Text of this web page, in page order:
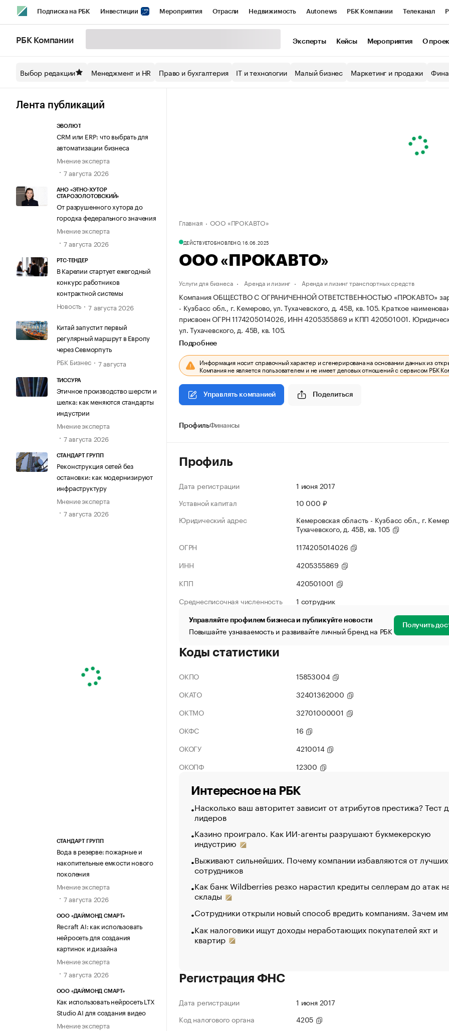
Подписка на РБК Инвестиции Мероприятия Отрасли Недвижимость Autonews РБК Компании Телеканал
Спецпроекты СПб Конференции СПб Спецпроекты Экономика Бизнес
Технологии и медиа
РБК Компании Эксперты Кейсы Мероприятия О
Выбор редакции Менеджмент и HR Право и бухгалтерия IT и технологии Малый бизнес Маркетинг и продажи
Лента публикаций
ЭВОЛЮТ
CRM или ERP: что выбрать для
автоматизации бизнеса
Мнение эксперта
7 августа 2026
АНО «ЭТНО-ХУТОР
СТАРОЗОЛОТОВСКИЙ»
От разрушенного хутора до
городка федерального значения
Мнение эксперта
7 августа 2026
РТС-ТЕНДЕР
В Карелии стартует ежегодный
конкурс работников
контрактной системы
Новость
7 августа 2026
Китай запустит первый
регулярный маршрут в Европу
через Севморпуть
РБК Бизнес
7 августа
ТИССУРА
Этичное производство шерсти и
шелка: как меняются стандарты
индустрии
Мнение эксперта
7 августа 2026
СТАНДАРТ ГРУПП
Реконструкция сетей без
остановки: как модернизируют
инфраструктуру
Мнение эксперта
7 августа 2026
СТАНДАРТ ГРУПП
Вода в резерве: пожарные и
накопительные емкости нового
поколения
Мнение эксперта
7 августа 2026
ООО «ДАЙМОНД СМАРТ»
Recraft AI: как использовать
нейросеть для создания
картинок и дизайна
Мнение эксперта
7 августа 2026
ООО «ДАЙМОНД СМАРТ»
Как использовать нейросеть LTX
Studio AI для создания видео
Мнение эксперта
Главная ООО «ПРОКАВТО»
ДЕЙСТВУЕТОБНОВЛЕНО, 16.06.2025
ООО «ПРОКАВТО»
Услуги для бизнеса Аренда и лизинг Аренда и лизинг транспортных средств
Компания ОБЩЕСТВО С ОГРАНИЧЕННОЙ ОТВЕТСТВЕННОСТЬЮ «ПРОКАВТО»
- Кузбасс обл., г. Кемерово, ул. Тухачевского, д. 45В, кв. 105. Краткое
присвоен ОГРН 1174205014026, ИНН 4205355869 и КПП 420501001.
ул. Тухачевского, д. 45В, кв. 105.
Подробнее
Информация носит справочный характер и сгенерирована на основании данных из
Компания не является пользователем и не имеет деловых отношений с сервисом РБК
Управлять компанией Поделиться
ПрофильФинансы
Профиль
Дата регистрации
1 июня 2017
Уставной капитал
10 000 ₽
Юридический адрес
Кемеровская область - Кузбасс обл., г.
Тухачевского, д. 45В, кв. 105
ОГРН
1174205014026
ИНН
4205355869
КПП
420501001
Среднесписочная численность
1 сотрудник
Управляйте профилем бизнеса и публикуйте новости
Повышайте узнаваемость и развивайте личный бренд на РБК Получить
Коды статистики
ОКПО
15853004
ОКАТО
32401362000
ОКТМО
32701000001
ОКФС
16
ОКОГУ
4210014
ОКОПФ
12300
Интересное на РБК
Насколько ваш авторитет зависит от атрибутов престижа? Тест
лидеров
Казино проиграло. Как ИИ-агенты разрушают букмекерскую
индустрию
Выживают сильнейших. Почему компании избавляются от лучших
сотрудников
Как банк Wildberries резко нарастил кредиты селлерам до атак
склады
Сотрудники открыли новый способ вредить компаниям. Зачем
Как налоговики ищут доходы неработающих покупателей яхт и
квартир
Регистрация ФНС
Дата регистрации
1 июня 2017
Код налогового органа
4205